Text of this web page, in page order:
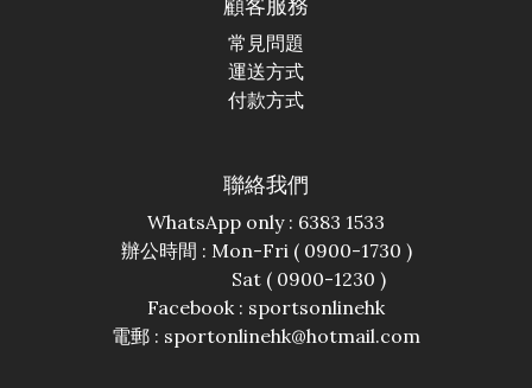
常見問題
運送方式
付款方式
聯絡我們
WhatsApp only : 6383 1533
辦公時間 : Mon-Fri ( 0900-1730 )
Sat ( 0900-1230 )
Facebook : sportsonlinehk
電郵 : sportonlinehk@hotmail.com